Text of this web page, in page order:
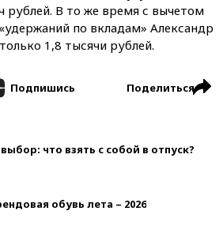
рублей. В то же время с вычетом
по вкладам» Александр
1,8 тысячи рублей.
Подпишись Поделиться
что взять с собой в отпуск?
обувь лета – 2026